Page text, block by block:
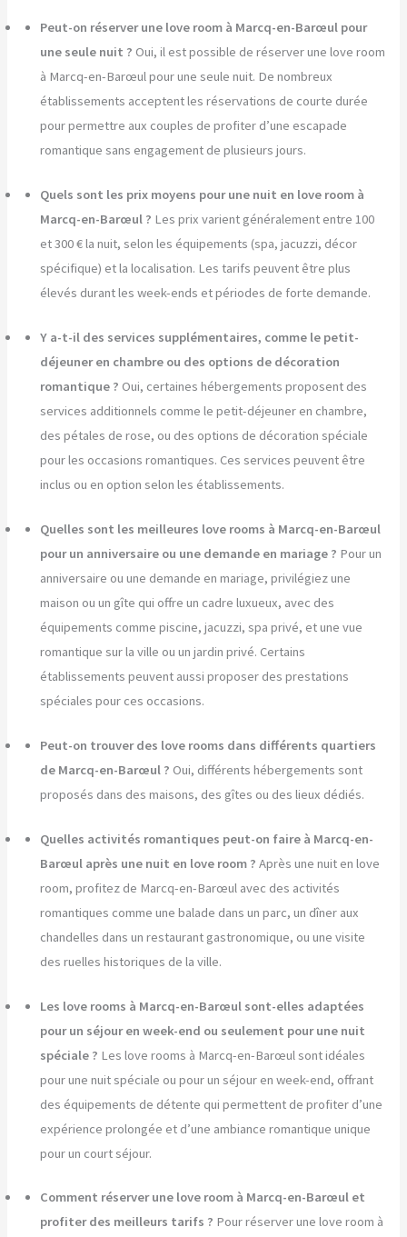
Peut-on réserver une love room à Marcq-en-Barœul pour
une seule nuit ? Oui, il est possible de réserver une love room
à Marcq-en-Barœul pour une seule nuit. De nombreux
établissements acceptent les réservations de courte durée
pour permettre aux couples de profiter d’une escapade
romantique sans engagement de plusieurs jours.
Quels sont les prix moyens pour une nuit en love room à
Marcq-en-Barœul ? Les prix varient généralement entre 100
et 300 € la nuit, selon les équipements (spa, jacuzzi, décor
spécifique) et la localisation. Les tarifs peuvent être plus
élevés durant les week-ends et périodes de forte demande.
Y a-t-il des services supplémentaires, comme le petit-
déjeuner en chambre ou des options de décoration
romantique ? Oui, certaines hébergements proposent des
services additionnels comme le petit-déjeuner en chambre,
des pétales de rose, ou des options de décoration spéciale
pour les occasions romantiques. Ces services peuvent être
inclus ou en option selon les établissements.
Quelles sont les meilleures love rooms à Marcq-en-Barœul
pour un anniversaire ou une demande en mariage ? Pour un
anniversaire ou une demande en mariage, privilégiez une
maison ou un gîte qui offre un cadre luxueux, avec des
équipements comme piscine, jacuzzi, spa privé, et une vue
romantique sur la ville ou un jardin privé. Certains
établissements peuvent aussi proposer des prestations
spéciales pour ces occasions.
Peut-on trouver des love rooms dans différents quartiers
de Marcq-en-Barœul ? Oui, différents hébergements sont
proposés dans des maisons, des gîtes ou des lieux dédiés.
Quelles activités romantiques peut-on faire à Marcq-en-
Barœul après une nuit en love room ? Après une nuit en love
room, profitez de Marcq-en-Barœul avec des activités
romantiques comme une balade dans un parc, un dîner aux
chandelles dans un restaurant gastronomique, ou une visite
des ruelles historiques de la ville.
Les love rooms à Marcq-en-Barœul sont-elles adaptées
pour un séjour en week-end ou seulement pour une nuit
spéciale ? Les love rooms à Marcq-en-Barœul sont idéales
pour une nuit spéciale ou pour un séjour en week-end, offrant
des équipements de détente qui permettent de profiter d’une
expérience prolongée et d’une ambiance romantique unique
pour un court séjour.
Comment réserver une love room à Marcq-en-Barœul et
profiter des meilleurs tarifs ? Pour réserver une love room à